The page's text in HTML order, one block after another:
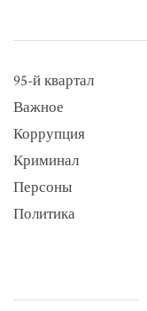
95-й квартал
Важное
Коррупция
Криминал
Персоны
Политика